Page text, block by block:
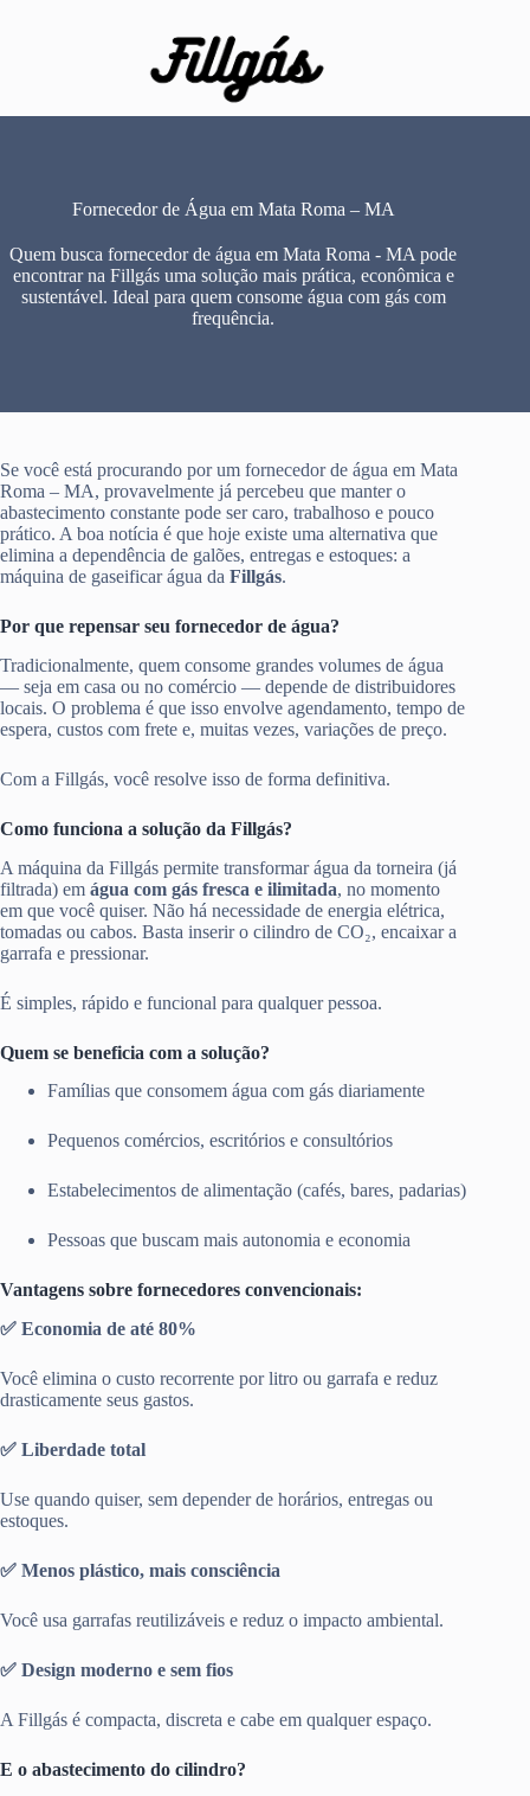
Fornecedor de Água em Mata Roma – MA
Quem busca fornecedor de água em Mata Roma - MA pode
encontrar na Fillgás uma solução mais prática, econômica e
sustentável. Ideal para quem consome água com gás com
frequência.
Se você está procurando por um fornecedor de água em Mata
Roma – MA, provavelmente já percebeu que manter o
abastecimento constante pode ser caro, trabalhoso e pouco
prático. A boa notícia é que hoje existe uma alternativa que
elimina a dependência de galões, entregas e estoques: a
máquina de gaseificar água da Fillgás.
Por que repensar seu fornecedor de água?
Tradicionalmente, quem consome grandes volumes de água
— seja em casa ou no comércio — depende de distribuidores
locais. O problema é que isso envolve agendamento, tempo de
espera, custos com frete e, muitas vezes, variações de preço.
Com a Fillgás, você resolve isso de forma definitiva.
Como funciona a solução da Fillgás?
A máquina da Fillgás permite transformar água da torneira (já
filtrada) em água com gás fresca e ilimitada, no momento
em que você quiser. Não há necessidade de energia elétrica,
tomadas ou cabos. Basta inserir o cilindro de CO₂, encaixar a
garrafa e pressionar.
É simples, rápido e funcional para qualquer pessoa.
Quem se beneficia com a solução?
Famílias que consomem água com gás diariamente
Pequenos comércios, escritórios e consultórios
Estabelecimentos de alimentação (cafés, bares, padarias)
Pessoas que buscam mais autonomia e economia
Vantagens sobre fornecedores convencionais:
✅ Economia de até 80%
Você elimina o custo recorrente por litro ou garrafa e reduz
drasticamente seus gastos.
✅ Liberdade total
Use quando quiser, sem depender de horários, entregas ou
estoques.
✅ Menos plástico, mais consciência
Você usa garrafas reutilizáveis e reduz o impacto ambiental.
✅ Design moderno e sem fios
A Fillgás é compacta, discreta e cabe em qualquer espaço.
E o abastecimento do cilindro?